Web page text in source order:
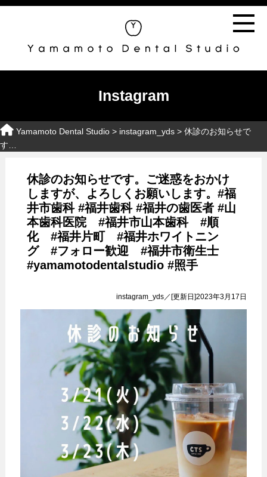
Instagram
Yamamoto Dental Studio > instagram_yds > 休診のお知らせで
す…
休診のお知らせです。ご迷惑をおかけ
しますが、よろしくお願いします。#福
井市歯科 #福井歯科 #福井の歯医者 #山
本歯科医院 #福井市山本歯科 #順
化 #福井片町 #福井ホワイトニン
グ #フォロー歓迎 #福井市衛生士
#yamamotodentalstudio #照手
instagram_yds／[更新日]2023年3月17日